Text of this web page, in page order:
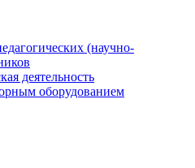
(научно-
деятельность
оборудованием